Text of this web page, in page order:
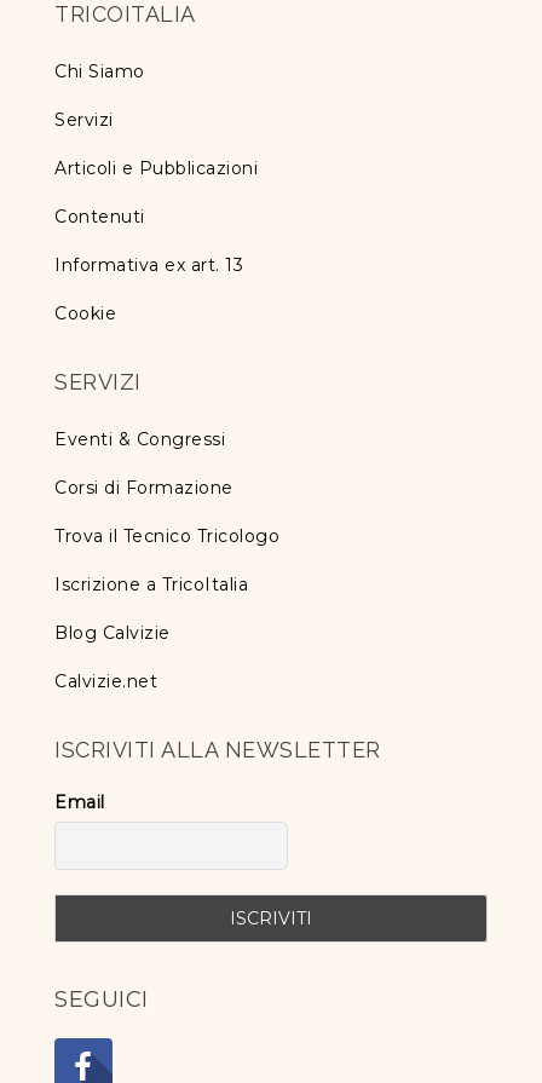
TRICOITALIA
Chi Siamo
Servizi
Articoli e Pubblicazioni
Contenuti
Informativa ex art. 13
Cookie
SERVIZI
Eventi & Congressi
Corsi di Formazione
Trova il Tecnico Tricologo
Iscrizione a TricoItalia
Blog Calvizie
Calvizie.net
ISCRIVITI ALLA NEWSLETTER
Email
SEGUICI